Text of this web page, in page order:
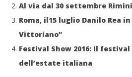
Al via dal 30 settembre
Roma, il15 luglio Danilo Rea
Vittoriano”
Festival Show 2016: Il
dell’estate italiana